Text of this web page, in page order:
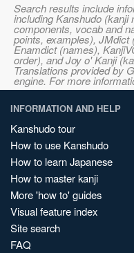
Search results include
including Kanshudo
components, vocab and
points, examples), JMdict
Enamdict (names),
order), and Joy o' Kanji
Translations provided by
engine. For more
INFORMATION AND HELP
Kanshudo tour
How to use Kanshudo
How to learn Japanese
How to master kanji
More 'how to' guides
Visual feature index
Site search
FAQ